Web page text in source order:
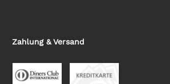
Zahlung & Versand